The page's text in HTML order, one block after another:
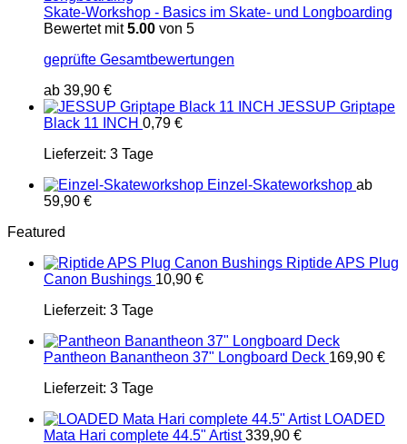
Skate-Workshop - Basics im Skate- und Longboarding
Bewertet mit5.00 von 5
geprüfte Gesamtbewertungen
ab 39,90 €
JESSUP Griptape
Black 11 INCH 0,79 €
Lieferzeit: 3 Tage
Einzel-Skateworkshop ab
59,90 €
Featured
Riptide APS Plug
Canon Bushings 10,90 €
Lieferzeit: 3 Tage
Pantheon Banantheon 37" Longboard Deck 169,90 €
Lieferzeit: 3 Tage
LOADED
Mata Hari complete 44.5" Artist 339,90 €